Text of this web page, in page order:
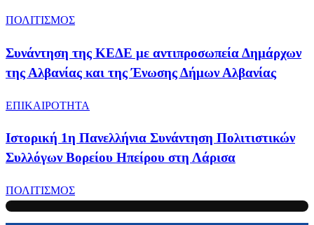
ΠΟΛΙΤΙΣΜΟΣ
Συνάντηση της ΚΕΔΕ με αντιπροσωπεία Δημάρχων
της Αλβανίας και της Ένωσης Δήμων Αλβανίας
ΕΠΙΚΑΙΡΟΤΗΤΑ
Ιστορική 1η Πανελλήνια Συνάντηση Πολιτιστικών
Συλλόγων Βορείου Ηπείρου στη Λάρισα
ΠΟΛΙΤΙΣΜΟΣ